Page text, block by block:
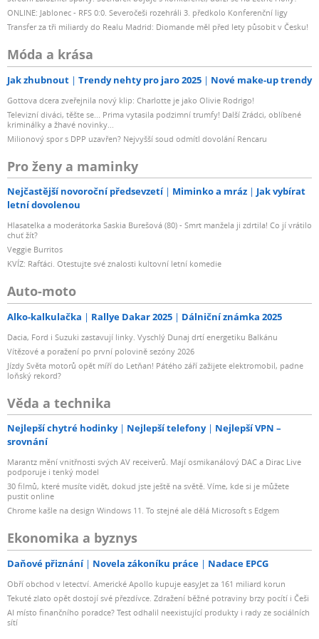
ONLINE: Jablonec - RFS 0:0. Severočeši rozehráli 3. předkolo Konferenční ligy
Transfer za tři miliardy do Realu Madrid: Diomande měl před lety působit v Česku!
Móda a krása
Jak zhubnout Trendy nehty pro jaro 2025 Nové make-up trendy
Gottova dcera zveřejnila nový klip: Charlotte je jako Olivie Rodrigo!
Televizní diváci, těšte se... Prima vytasila podzimní trumfy! Další Zrádci, oblíbené
kriminálky a žhavé novinky...
Milionový spor s DPP uzavřen? Nejvyšší soud odmítl dovolání Rencaru
Pro ženy a maminky
Nejčastější novoroční předsevzetí Miminko a mráz
Jak vybírat
letní dovolenou
Hlasatelka a moderátorka Saskia Burešová (80) - Smrt manžela ji zdrtila! Co jí vrátilo
chuť žít?
Veggie Burritos
KVÍZ: Rafťáci. Otestujte své znalosti kultovní letní komedie
Auto-moto
Alko-kalkulačka Rallye Dakar 2025 Dálniční známka 2025
Dacia, Ford i Suzuki zastavují linky. Vyschlý Dunaj drtí energetiku Balkánu
Vítězové a poražení po první polovině sezóny 2026
Jízdy Světa motorů opět míří do Letňan! Pátého září zažijete elektromobil, padne
loňský rekord?
Věda a technika
Nejlepší chytré hodinky Nejlepší telefony
Nejlepší VPN –
srovnání
Marantz mění vnitřnosti svých AV receiverů. Mají osmikanálový DAC a Dirac Live
podporuje i tenký model
30 filmů, které musíte vidět, dokud jste ještě na světě. Víme, kde si je můžete
pustit online
Chrome kašle na design Windows 11. To stejné ale dělá Microsoft s Edgem
Ekonomika a byznys
Daňové přiznání Novela zákoníku práce Nadace EPCG
Obří obchod v letectví. Americké Apollo kupuje easyJet za 161 miliard korun
Tekuté zlato opět dostojí své přezdívce. Zdražení běžné potraviny brzy pocítí i Češi
AI místo finančního poradce? Test odhalil neexistující produkty i rady ze sociálních
sítí